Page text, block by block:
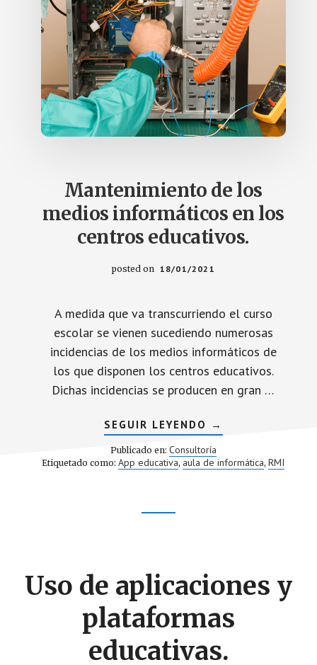
Mantenimiento de los
medios informáticos en los
centros educativos.
posted on 18/01/2021
A medida que va transcurriendo el curso
escolar se vienen sucediendo numerosas
incidencias de los medios informáticos de
los que disponen los centros educativos.
Dichas incidencias se producen en gran …
SEGUIR LEYENDO ACERCA
DE
MANTENIMIENTO
DE
LOS
→
Publicado en: Consultoría
Etiquetado como:App educativa, aula de informática, RMI
Uso de aplicaciones y
plataformas
educativas.